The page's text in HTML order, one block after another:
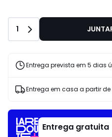
Quantidade
1
Entrega prevista em 5 dias
Entrega em casa a partir de
Entrega gratuita